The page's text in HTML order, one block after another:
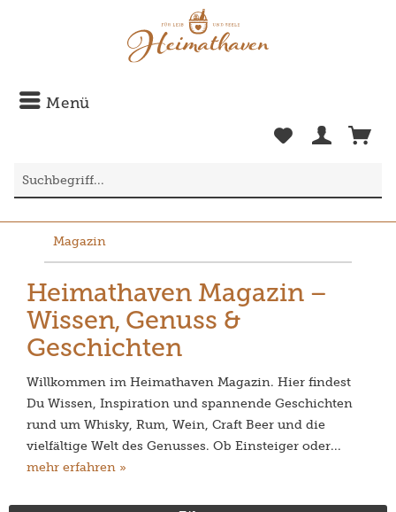
Menü
Magazin
Heimathaven Magazin –
Wissen, Genuss &
Geschichten
Willkommen im Heimathaven Magazin. Hier findest
Du Wissen, Inspiration und spannende Geschichten
rund um Whisky, Rum, Wein, Craft Beer und die
vielfältige Welt des Genusses. Ob Einsteiger oder...
mehr erfahren »